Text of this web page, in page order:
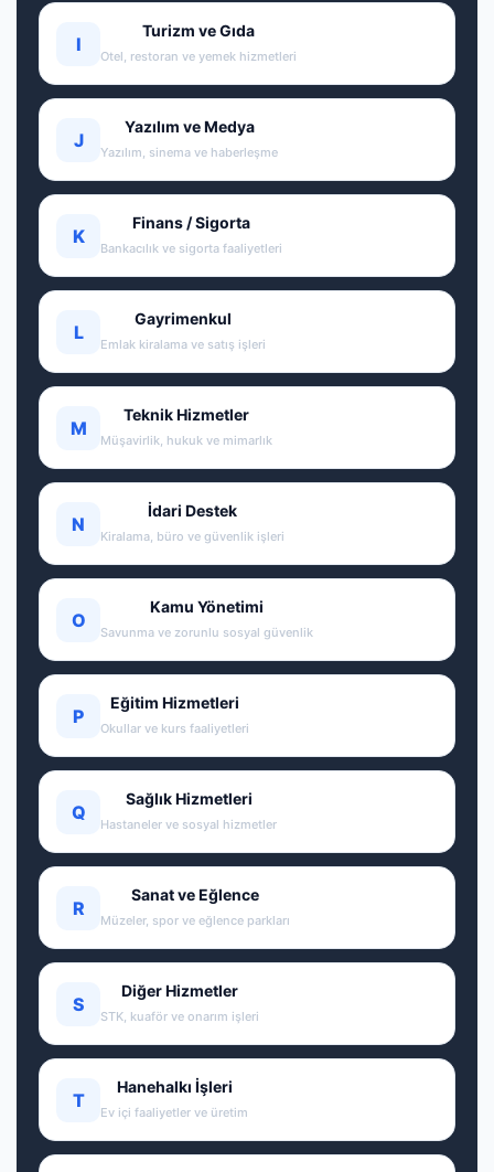
I
Turizm ve Gıda
Otel, restoran ve yemek hizmetleri
J
Yazılım ve Medya
Yazılım, sinema ve haberleşme
K
Finans / Sigorta
Bankacılık ve sigorta faaliyetleri
L
Gayrimenkul
Emlak kiralama ve satış işleri
M
Teknik Hizmetler
Müşavirlik, hukuk ve mimarlık
N
İdari Destek
Kiralama, büro ve güvenlik işleri
O
Kamu Yönetimi
Savunma ve zorunlu sosyal güvenlik
P
Eğitim Hizmetleri
Okullar ve kurs faaliyetleri
Q
Sağlık Hizmetleri
Hastaneler ve sosyal hizmetler
R
Sanat ve Eğlence
Müzeler, spor ve eğlence parkları
S
Diğer Hizmetler
STK, kuaför ve onarım işleri
T
Hanehalkı İşleri
Ev içi faaliyetler ve üretim